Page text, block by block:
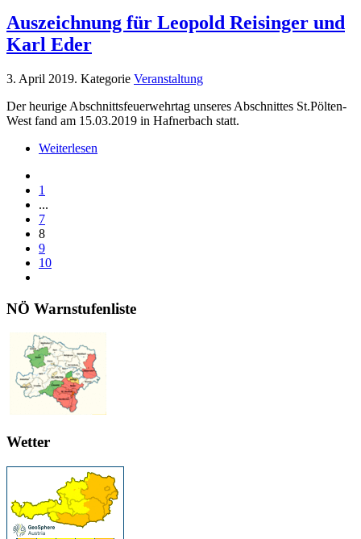
Auszeichnung für Leopold Reisinger und
Karl Eder
3. April 2019. Kategorie Veranstaltung
Der heurige Abschnittsfeuerwehrtag unseres Abschnittes St.Pölten-
West fand am 15.03.2019 in Hafnerbach statt.
Weiterlesen
1
...
7
8
9
10
NÖ Warnstufenliste
Wetter